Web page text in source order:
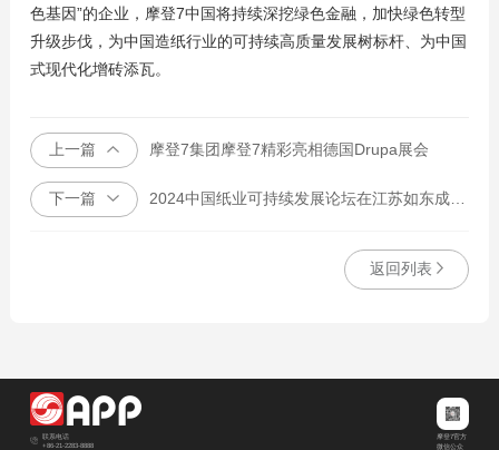
色基因”的企业，摩登7中国将持续深挖绿色金融，加快绿色转型
升级步伐，为中国造纸行业的可持续高质量发展树标杆、为中国
式现代化增砖添瓦。
上一篇 摩登7集团摩登7精彩亮相德国Drupa展会
下一篇 2024中国纸业可持续发展论坛在江苏如东成功召开
返回列表
联系电话
+86-21-2283-8888
摩登7官方
微信公众